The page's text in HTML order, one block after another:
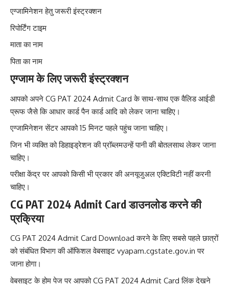
एग्जामिनेशन हेतु जरूरी इंस्ट्रक्शन
रिपोर्टिंग टाइम
माता का नाम
पिता का नाम
एग्जाम के लिए जरूरी इंस्ट्रक्शन
आपको अपने CG PAT 2024 Admit Card के साथ-साथ एक वैलिड आईडी
प्रूफ जैसे कि आधार कार्ड पैन कार्ड आदि को लेकर जाना चाहिए।
एग्जामिनेशन सेंटर आपको 15 मिनट पहले पहुंच जाना चाहिए।
जिन भी व्यक्ति को डिहाइड्रेशन की प्रॉब्लमउन्हें पानी की बोतलसाथ लेकर जाना
चाहिए।
परीक्षा केंद्र पर आपको किसी भी प्रकार की अनयूजुअल एक्टिविटी नहीं करनी
चाहिए।
CG PAT 2024 Admit Card डाउनलोड करने की
प्रक्रिया
CG PAT 2024 Admit Card Download करने के लिए सबसे पहले छात्रों
को संबंधित विभाग की ऑफिशल वेबसाइट vyapam.cgstate.gov.in पर
जाना होगा।
वेबसाइट के होम पेज पर आपको CG PAT 2024 Admit Card लिंक देखने